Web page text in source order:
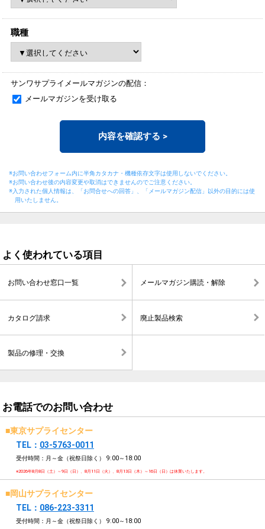
職種
サンワサプライメールマガジンの配信：
メールマガジンを受け取る
内容を確認する >
※お問い合わせフォーム内に半角カタカナ・機種依存文字は使用しないでください。
※お問い合わせ後の内容変更や取消はできませんのでご注意ください。
※入力された個人情報は、「お問合せへの回答」、「メールマガジン配信」以外の目的には使
用いたしません。
よく使われている項目
お問い合わせ窓口一覧 メールマガジン購読・解除
カタログ請求 廃止製品検索
製品の修理・交換
お電話でのお問い合わせ
■東京サプライセンター
TEL： 03-5763-0011
受付時間：月～金（祝祭日除く） 9:00～18:00
※2026年8月8日（土）～9日（日）、8月11日（火）、8月13日（木）～16日（日）は休業いたします。
■岡山サプライセンター
TEL： 086-223-3311
受付時間：月～金（祝祭日除く） 9:00～18:00